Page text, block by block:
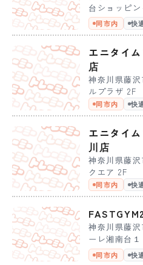
台ショッピ
同市内 快
エニタイ
店
神奈川県藤
ルプラザ 2F
同市内 快
エニタイ
川店
神奈川県藤
クエア 2F
同市内 快
神奈川県藤
ーレ湘南台
同市内 快